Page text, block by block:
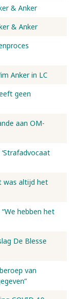
& Anker
& Anker
Anker in LC
geen
aan OM-
was altijd het
hebben het
De Blesse
van